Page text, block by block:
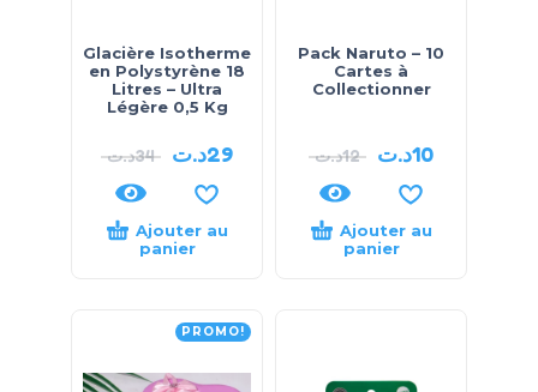
Glacière Isotherme
en Polystyrène 18
Litres – Ultra
Légère 0,5 Kg
34د.ت 29د.ت
Ajouter au
panier
Pack Naruto – 10
Cartes à
Collectionner
12د.ت 10د.ت
Ajouter au
panier
PROMO!